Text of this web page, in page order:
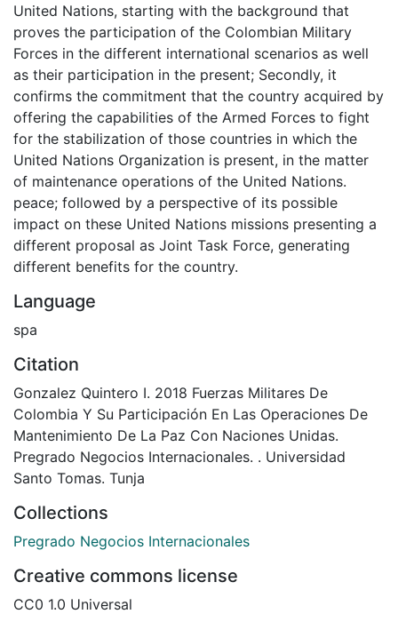
United Nations, starting with the background that
proves the participation of the Colombian Military
Forces in the different international scenarios as well
as their participation in the present; Secondly, it
confirms the commitment that the country acquired by
offering the capabilities of the Armed Forces to fight
for the stabilization of those countries in which the
United Nations Organization is present, in the matter
of maintenance operations of the United Nations.
peace; followed by a perspective of its possible
impact on these United Nations missions presenting a
different proposal as Joint Task Force, generating
different benefits for the country.
Language
spa
Citation
Gonzalez Quintero I. 2018 Fuerzas Militares De
Colombia Y Su Participación En Las Operaciones De
Mantenimiento De La Paz Con Naciones Unidas.
Pregrado Negocios Internacionales. . Universidad
Santo Tomas. Tunja
Collections
Pregrado Negocios Internacionales
Creative commons license
CC0 1.0 Universal